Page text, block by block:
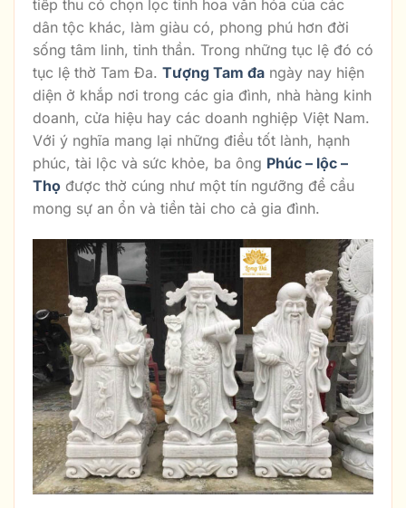
tiếp thu có chọn lọc tinh hoa văn hóa của các
dân tộc khác, làm giàu có, phong phú hơn đời
sống tâm linh, tinh thần. Trong những tục lệ đó có
tục lệ thờ Tam Đa. Tượng Tam đa ngày nay hiện
diện ở khắp nơi trong các gia đình, nhà hàng kinh
doanh, cửa hiệu hay các doanh nghiệp Việt Nam.
Với ý nghĩa mang lại những điều tốt lành, hạnh
phúc, tài lộc và sức khỏe, ba ông Phúc – lộc –
Thọ được thờ cúng như một tín ngưỡng để cầu
mong sự an ổn và tiền tài cho cả gia đình.